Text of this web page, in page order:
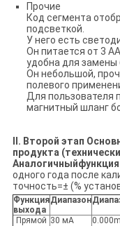
Прочие
Код сегмента
подсветкой.
У него есть
Он питается от 3
удобна для замены
Он небольшой,
полевого
Для пользователя
магнитный шланг
II. Второй этап
продукта
Аналогичный
одного года после
точность=± (%
Функция
выхода
Диапазон
Прямой 30 мА